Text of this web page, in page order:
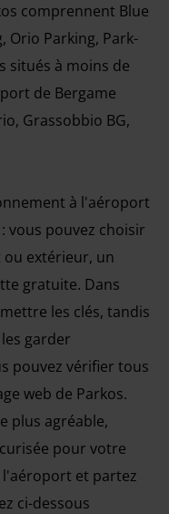
comprennent Blue
Orio Parking, Park-
situés à moins de
de Bergame
Grassobbio BG,
à l'aéroport
vous pouvez choisir
extérieur, un
gratuite. Dans
les clés, tandis
garder
pouvez vérifier tous
web de Parkos.
plus agréable,
pour votre
et partez
ci-dessous